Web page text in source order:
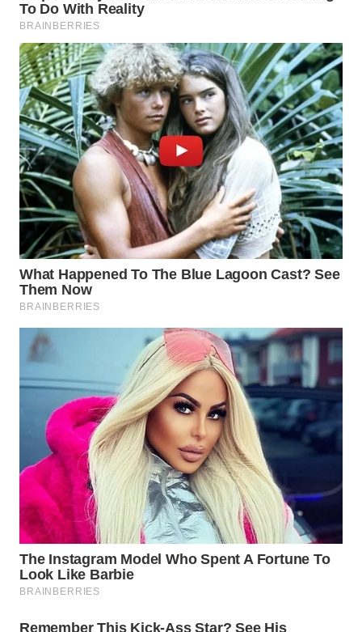
WN
TEBING
TINGGI
WN
PAKPAK
WN
KARAWANG
WN
BEKASI
WN
DEPOK
WN
TAPANULI
UTARA
WN
SAMOSIR
WN
PADANG
LAWAS